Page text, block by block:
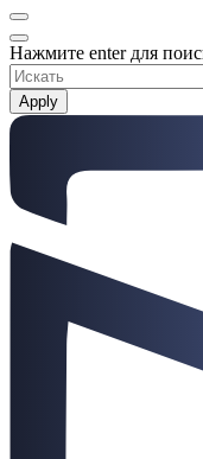
Нажмите enter для
Apply